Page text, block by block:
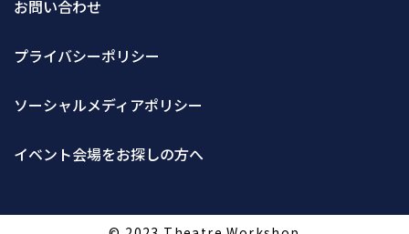
お問い合わせ
プライバシーポリシー
ソーシャルメディアポリシー
イベント会場をお探しの方へ